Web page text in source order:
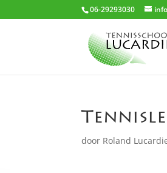
06-29293030
door Roland